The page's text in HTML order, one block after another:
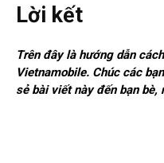
Lời kết
Trên đây là hướng dẫn
Vietnamobile. Chúc các
sẻ bài viết này đến bạn bè,